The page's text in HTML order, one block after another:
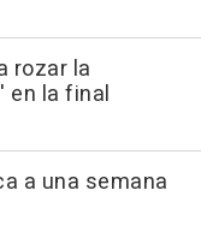
rozar la
en la final
a una semana